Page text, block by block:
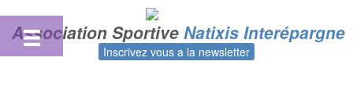
content
Association Sportive Natixis Interépargne
Inscrivez vous a la newsletter